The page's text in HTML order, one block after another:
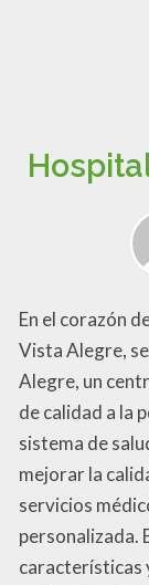
En el corazón
Vista Alegre,
Alegre, un
de calidad a la
sistema de
mejorar la
servicios
personalizada.
características